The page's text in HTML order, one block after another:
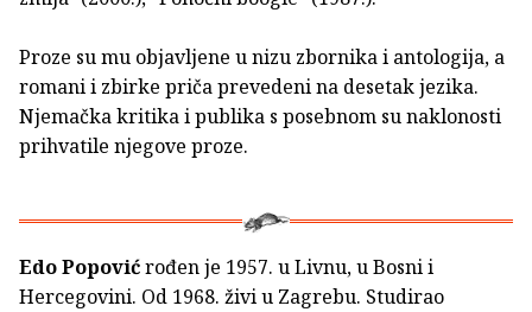
Proze su mu objavljene u nizu zbornika i antologija, a
romani i zbirke priča prevedeni na desetak jezika.
Njemačka kritika i publika s posebnom su naklonosti
prihvatile njegove proze.
Edo Popovićrođen je 1957. u Livnu, u Bosni i
Hercegovini. Od 1968. živi u Zagrebu. Studirao